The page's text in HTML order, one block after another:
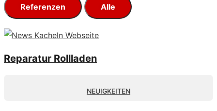
Referenzen Alle
Reparatur Rollladen
NEUIGKEITEN